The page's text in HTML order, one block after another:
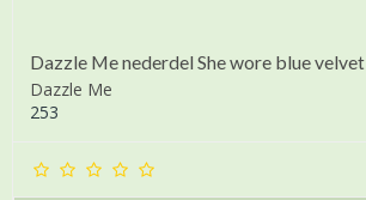
Dazzle Me nederdel She wore blue velvet
Dazzle Me
253